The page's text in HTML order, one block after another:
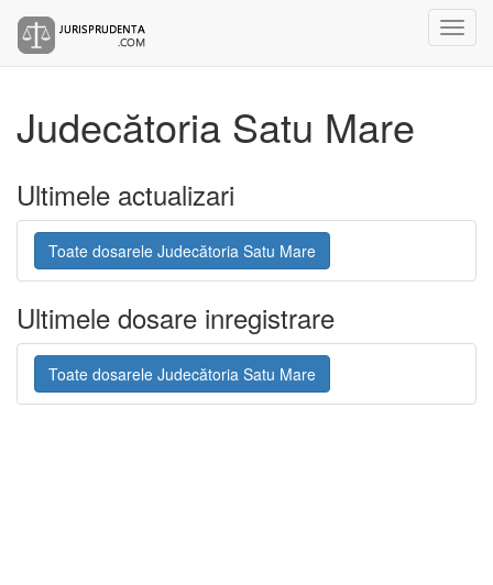
Judecătoria Satu Mare
Ultimele actualizari
Toate dosarele Judecătoria Satu Mare
Ultimele dosare inregistrare
Toate dosarele Judecătoria Satu Mare